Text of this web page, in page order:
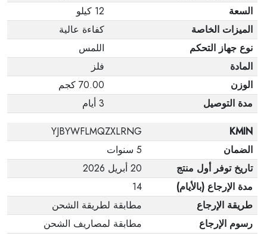
السعة
12 كيلو
الميزات الخاصة
كفاءة عالية
نوع جهاز التحكم
اللمس
المادة
فلز
الوزن
70.00 كجم
مدة التوصيل
3 أيام
KMIN
YJBYWFLMQZXLRNG
الضمان
5 سنوات
تاريخ توفر أول منتج
20 أبريل 2026
مدة الإرجاع (بالأيام)
14
طريقة الإرجاع
مطابقة لطريقة الشحن
رسوم الإرجاع
مطابقة لمصاريف الشحن